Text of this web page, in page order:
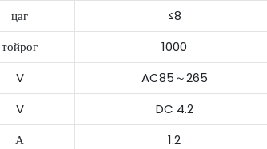
цаг
≤8
тойрог
1000
V
AC85～265
V
DC 4.2
А
1.2